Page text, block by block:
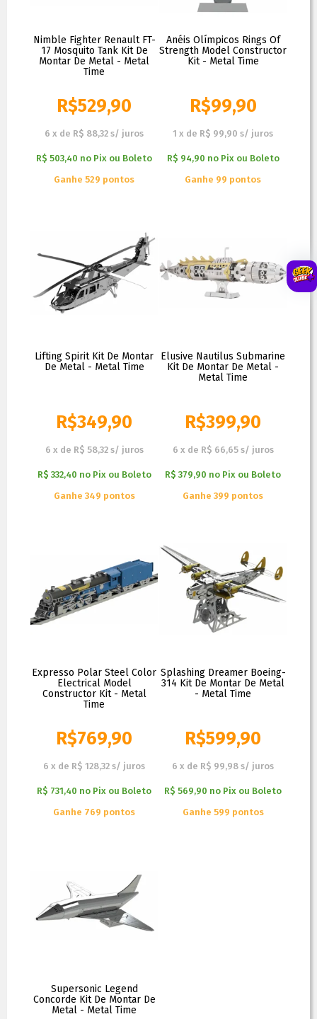
Nimble Fighter Renault FT-
17 Mosquito Tank Kit De
Montar De Metal - Metal
Time
R$529,90
6 x de R$ 88,32 s/ juros
R$ 503,40 no Pix ou Boleto
Ganhe 529 pontos
Anéis Olímpicos Rings Of
Strength Model Constructor
Kit - Metal Time
R$99,90
1 x de R$ 99,90 s/ juros
R$ 94,90 no Pix ou Boleto
Ganhe 99 pontos
Lifting Spirit Kit De Montar
De Metal - Metal Time
R$349,90
6 x de R$ 58,32 s/ juros
R$ 332,40 no Pix ou Boleto
Ganhe 349 pontos
Elusive Nautilus Submarine
Kit De Montar De Metal -
Metal Time
R$399,90
6 x de R$ 66,65 s/ juros
R$ 379,90 no Pix ou Boleto
Ganhe 399 pontos
Expresso Polar Steel Color
Electrical Model
Constructor Kit - Metal
Time
R$769,90
6 x de R$ 128,32 s/ juros
R$ 731,40 no Pix ou Boleto
Ganhe 769 pontos
Splashing Dreamer Boeing-
314 Kit De Montar De Metal
- Metal Time
R$599,90
6 x de R$ 99,98 s/ juros
R$ 569,90 no Pix ou Boleto
Ganhe 599 pontos
Supersonic Legend
Concorde Kit De Montar De
Metal - Metal Time